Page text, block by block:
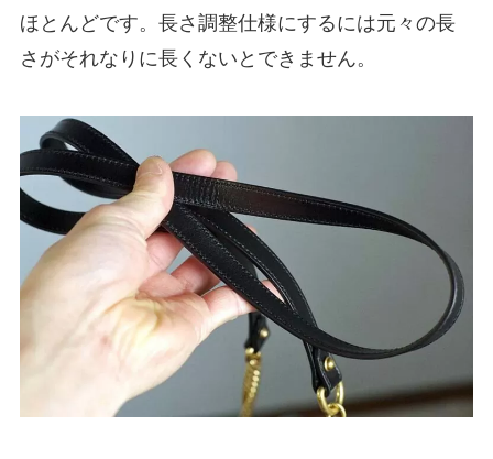
ほとんどです。長さ調整仕様にするには元々の長
さがそれなりに長くないとできません。